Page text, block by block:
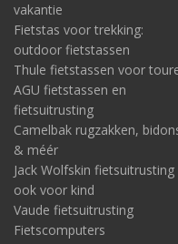
vakantie
Fietstas voor trekking:
outdoor fietstassen
Thule fietstassen voor
AGU fietstassen en
fietsuitrusting
Camelbak rugzakken,
& méér
Jack Wolfskin fietsuitrusting
ook voor kind
Vaude fietsuitrusting
Fietscomputers